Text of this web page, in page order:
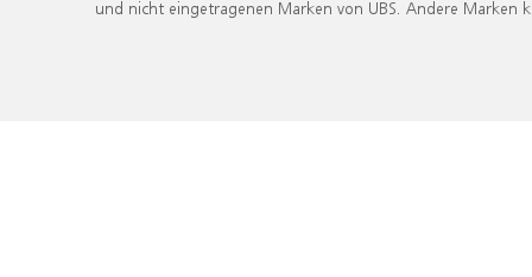
und nicht eingetragenen Marken von UBS. Andere Marken